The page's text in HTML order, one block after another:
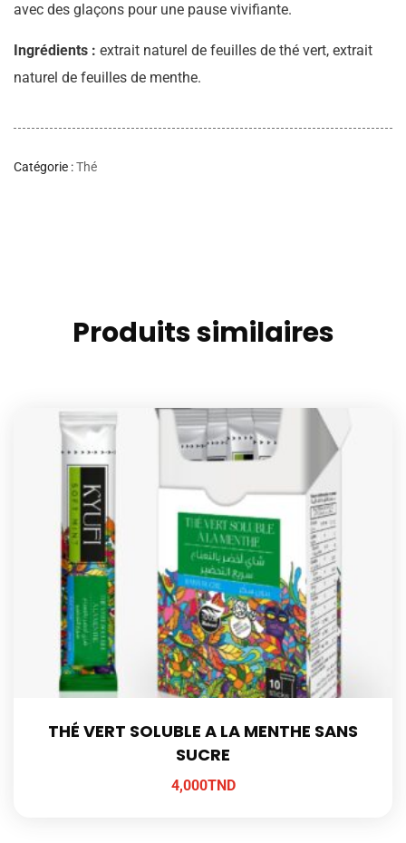
avec des glaçons pour une pause vivifiante.
Ingrédients : extrait naturel de feuilles de thé vert, extrait
naturel de feuilles de menthe.
Catégorie :Thé
Produits similaires
THÉ VERT SOLUBLE A LA MENTHE SANS
SUCRE
4,000TND